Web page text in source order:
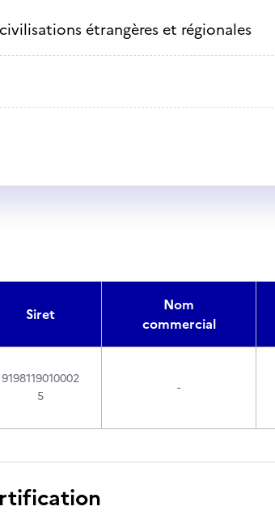
étrangères et régionales
Siret
Nom
commercial
9198119010002
5
-